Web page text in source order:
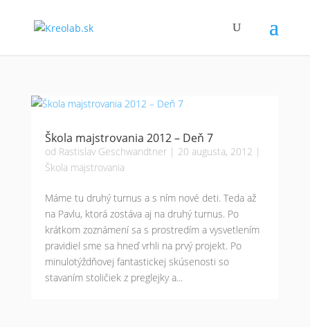
Škola majstrovania 2012 – Deň 7
od Rastislav Geschwandtner| 20 augusta, 2012 |
Škola majstrovania
Máme tu druhý turnus a s ním nové deti. Teda až
na Pavlu, ktorá zostáva aj na druhý turnus. Po
krátkom zoznámení sa s prostredím a vysvetlením
pravidiel sme sa hneď vrhli na prvý projekt. Po
minulotýždňovej fantastickej skúsenosti so
stavaním stoličiek z preglejky a...